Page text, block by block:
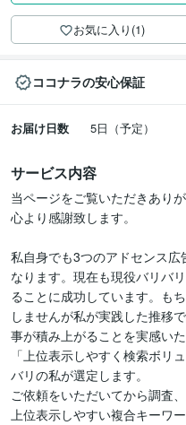
お気に入り(1)
ココナラの安心保証
お届け日数 5日（予定）
サービス内容
当ページをご覧いただきあり
心より感謝致します。
私自身でも3つのアドセンス
なります。現在も現役バリバ
ることに成功しています。も
しませんが私が実践した推移
事が積み上がることを実感い
「上位表示しやすく検索ボリ
バリの私が選定します。
ご依頼をいただいてから調査
上位表示しやすい複合キーワ